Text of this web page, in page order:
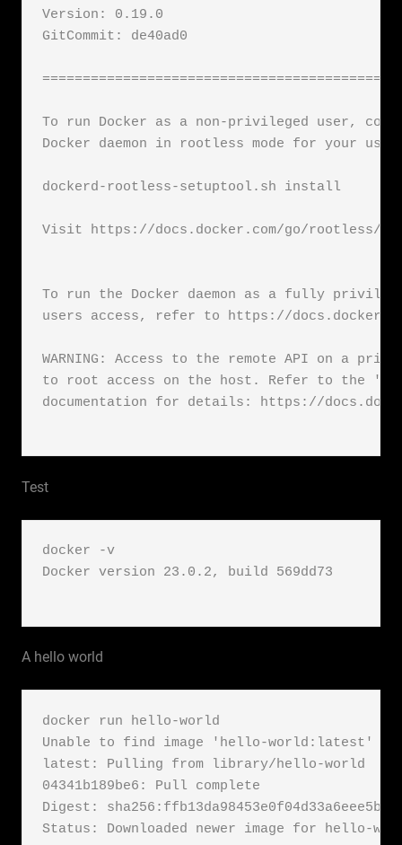
Version: 0.19.0
GitCommit: de40ad0
To run Docker as a non-privileged user,
Docker daemon in rootless mode for your
dockerd-rootless-setuptool.sh install
Visit https://docs.docker.com/go/rootless/
To run the Docker daemon as a fully
users access, refer to https://
WARNING: Access to the remote API on a
to root access on the host. Refer to the
documentation for details: https://
Test
docker -v
Docker version 23.0.2, build 569dd73
A hello world
docker run hello-world
Unable to find image 'hello-world:latest'
latest: Pulling from library/hello-world
04341b189be6: Pull complete
Digest:
Status: Downloaded newer image for hello-